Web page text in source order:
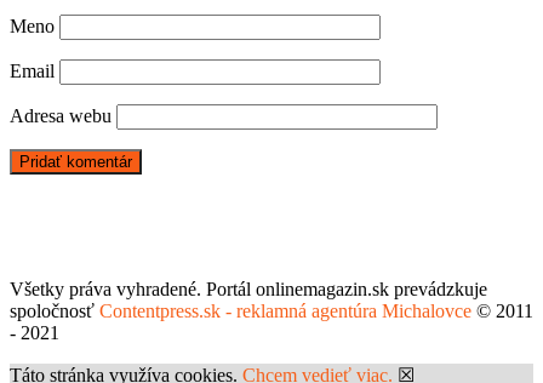
Meno
Email
Adresa webu
Všetky práva vyhradené. Portál onlinemagazin.sk prevádzkuje
spoločnosť Contentpress.sk - reklamná agentúra Michalovce © 2011
- 2021
Táto stránka využíva cookies. Chcem vedieť viac. ☒